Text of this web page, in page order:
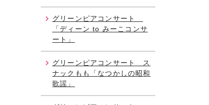
グリーンピアコンサート
「ディーン to みーこコンサ
ート」
グリーンピアコンサート ス
ナックもも「なつかしの昭和
歌謡」